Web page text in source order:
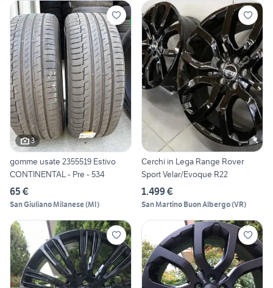
3
gomme usate 2355519 Estivo
CONTINENTAL - Pre - 534
65 €
San Giuliano Milanese(MI)
Cerchi in Lega Range Rover
Sport Velar/Evoque R22
1.499 €
San Martino Buon Albergo(VR)